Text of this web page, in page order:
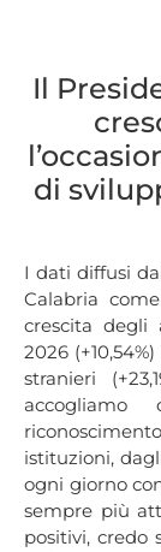
Il
di
I dati diffusi
Calabria
crescita degli
2026
stranieri
istituzioni,
ogni giorno
sempre più
positivi, credo